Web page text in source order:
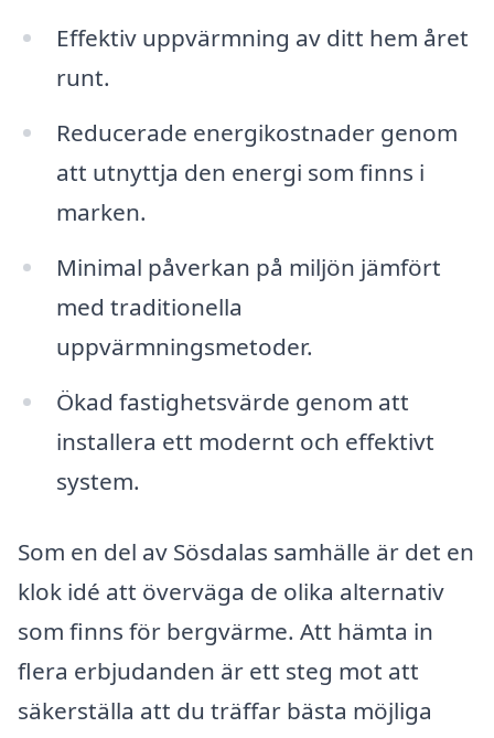
Effektiv uppvärmning av ditt hem året
runt.
Reducerade energikostnader genom
att utnyttja den energi som finns i
marken.
Minimal påverkan på miljön jämfört
med traditionella
uppvärmningsmetoder.
Ökad fastighetsvärde genom att
installera ett modernt och effektivt
system.
Som en del av Sösdalas samhälle är det en
klok idé att överväga de olika alternativ
som finns för bergvärme. Att hämta in
flera erbjudanden är ett steg mot att
säkerställa att du träffar bästa möjliga